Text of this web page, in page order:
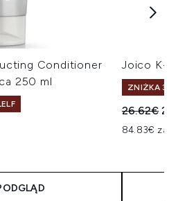
Conditioner
250 ml
Joico K-
ZNIŻKA
26.62€
84.83€ za L